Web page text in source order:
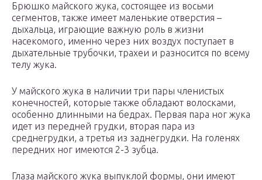
Брюшко майского жука, состоящее из восьми
сегментов, также имеет маленькие отверстия –
дыхальца, играющие важную роль в жизни
насекомого, именно через них воздух поступает в
дыхательные трубочки, трахеи и разносится по всему
телу жука.
У майского жука в наличии три пары членистых
конечностей, которые также обладают волосками,
особенно длинными на бедрах. Первая пара ног жука
идет из передней грудки, вторая пара из
среднегрудки, а третья из заднегрудки. На голенях
передних ног имеются 2-3 зубца.
Глаза майского жука выпуклой формы, они имеют